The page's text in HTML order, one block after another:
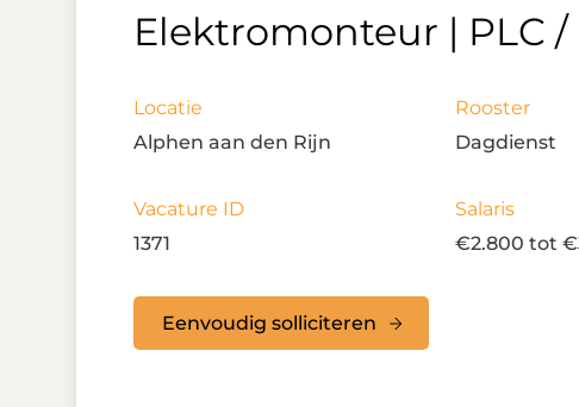
Elektromonteur | PLC /
Locatie
Alphen aan den Rijn
Rooster
Dagdienst
Vacature ID
1371
Salaris
€2.800 tot
Eenvoudig solliciteren